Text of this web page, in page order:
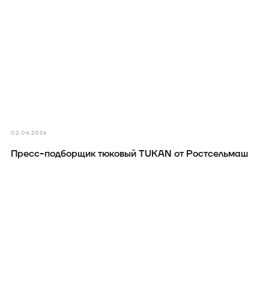
02.06.2026
Пресс-подборщик тюковый TUKAN от Ростсельмаш